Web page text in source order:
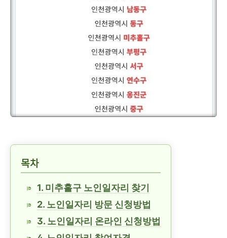
목차
1. 미추홀구 노인일자리 찾기
2. 노인일자리 방문 신청방법
3. 노인일자리 온라인 신청방법